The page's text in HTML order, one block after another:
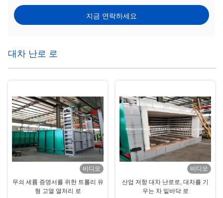
지금 연락하세요
대차 난로 로
비디오
무쇠 세륨 증명서를 위한 트롤리 유
형 고열 열처리 로
비디오
산업 저항 대차 난로로, 대차를 기
우는 차 밑바닥 로